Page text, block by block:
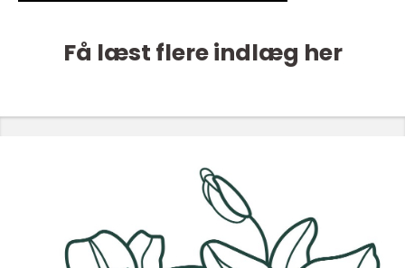
Få læst flere indlæg her